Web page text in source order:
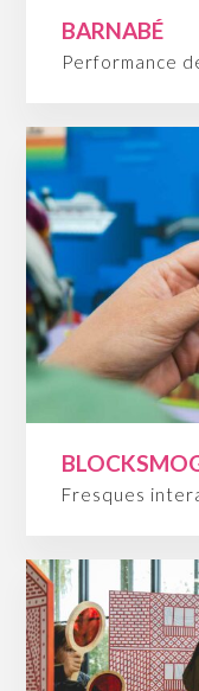
BARNABÉ
Performance
Fresques